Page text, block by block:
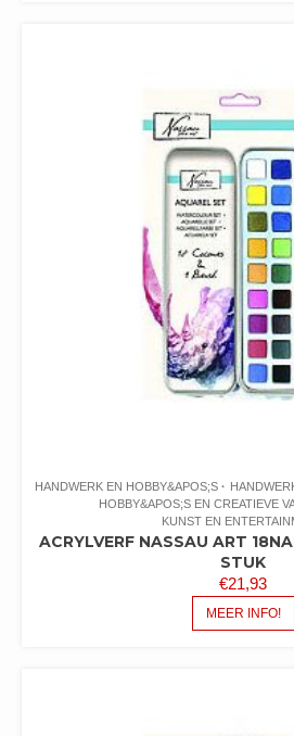
HANDWERK EN HOBBY&APOS;S
HOBBY&APOS;S EN CREATIEVE
KUNST EN
ACRYLVERF NASSAU ART
STUK
€21,93
MEER INFO!